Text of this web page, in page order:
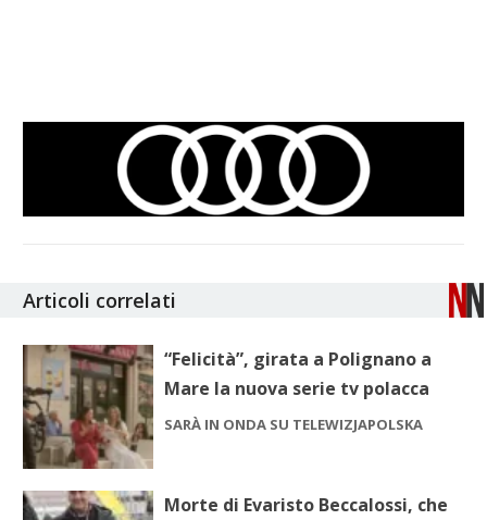
Articoli correlati
“Felicità”, girata a Polignano a
Mare la nuova serie tv polacca
SARÀ IN ONDA SU TELEWIZJAPOLSKA
Morte di Evaristo Beccalossi, che